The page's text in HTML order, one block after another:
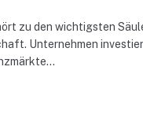
zu den wichtigsten
Unternehmen